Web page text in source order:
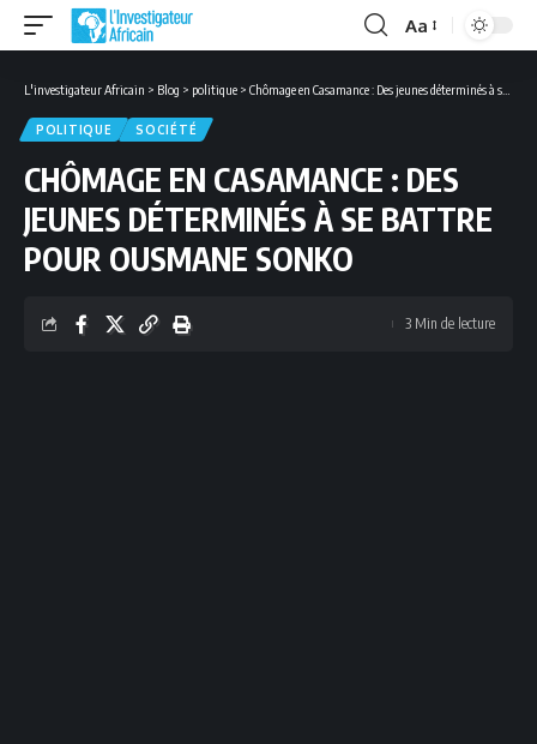
Font
Aa
L'investigateur Africain > Blog > politique > Chômage en Casamance : Des jeunes déterminés à se battre pour Ousmane Sonko
POLITIQUE SOCIÉTÉ
CHÔMAGE EN CASAMANCE : DES
JEUNES DÉTERMINÉS À SE BATTRE
POUR OUSMANE SONKO
3 Min de lecture